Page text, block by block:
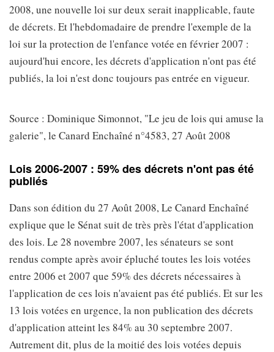
2008, une nouvelle loi sur deux serait inapplicable, faute
de décrets. Et l'hebdomadaire de prendre l'exemple de la
loi sur la protection de l'enfance votée en février 2007 :
aujourd'hui encore, les décrets d'application n'ont pas été
publiés, la loi n'est donc toujours pas entrée en vigueur.
Source : Dominique Simonnot, "Le jeu de lois qui amuse la
galerie", le Canard Enchaîné n°4583, 27 Août 2008
Lois 2006-2007 : 59% des décrets n'ont pas été
publiés
Dans son édition du 27 Août 2008, Le Canard Enchaîné
explique que le Sénat suit de très près l'état d'application
des lois. Le 28 novembre 2007, les sénateurs se sont
rendus compte après avoir épluché toutes les lois votées
entre 2006 et 2007 que 59% des décrets nécessaires à
l'application de ces lois n'avaient pas été publiés. Et sur les
13 lois votées en urgence, la non publication des décrets
d'application atteint les 84% au 30 septembre 2007.
Autrement dit, plus de la moitié des lois votées depuis